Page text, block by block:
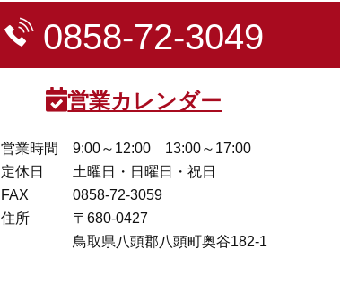
0858-72-3049
営業カレンダー
営業時間
9:00～12:00 13:00～17:00
定休日
土曜日・日曜日・祝日
FAX
0858-72-3059
住所
〒680-0427
鳥取県八頭郡八頭町奥谷182-1